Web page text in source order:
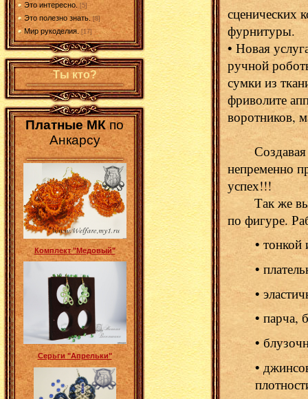
Это интересно. [5]
Это полезно знать. [8]
Мир рукоделия. [17]
Ты кто?
Платные МКпо
Анкарсу
Комплект "Медовый"
Серьги "Апрельки"
сценических
фурнитуры.
• Новая
ручной
сумки из
фриволите
воротников,
Создавая
непременно
успех!!!
Так же
по фигуре.
• тонкой
•
•
• парча,
•
•